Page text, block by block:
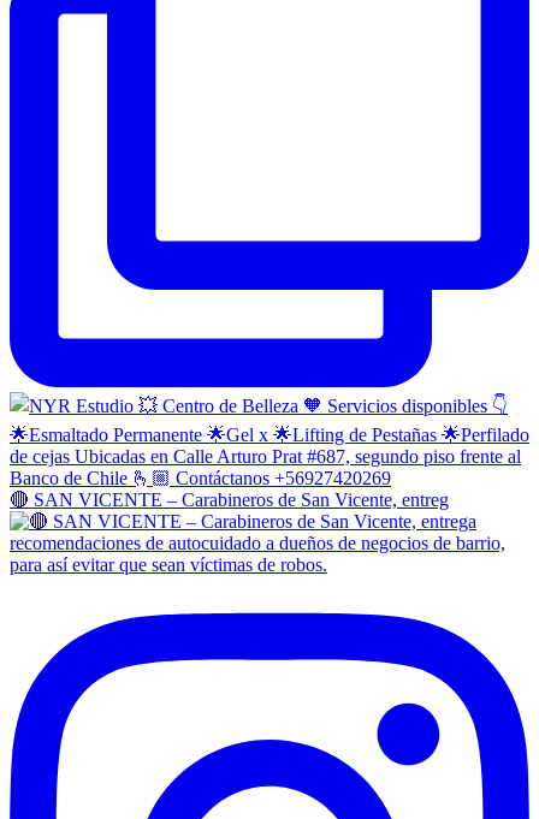
🔴 SAN VICENTE – Carabineros de San Vicente, entreg